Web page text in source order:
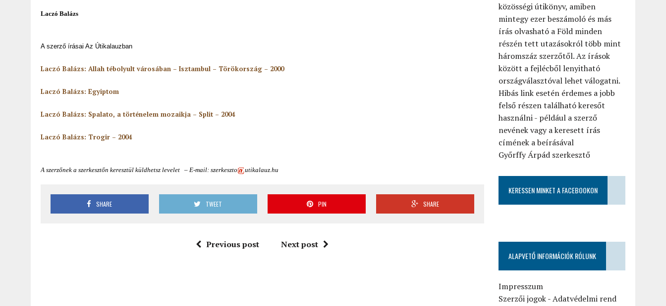
Laczó Balázs
A szerző írásai Az Útikalauzban
Laczó Balázs: Allah tébolyult városában – Isztambul – Törökország – 2000
Laczó Balázs: Egyiptom
Laczó Balázs: Spalato, a történelem mozaikja – Split – 2004
Laczó Balázs: Trogir – 2004
A szerzőnek a szerkesztőn keresztül küldhetsz levelet – E-mail: szerkeszto utikalauz.hu
SHARE TWEET PIN SHARE
Previous post Next post
közösségi útikönyv, amiben
mintegy ezer beszámoló és más
írás olvasható a Föld minden
részén tett utazásokról több mint
háromszáz szerzőtől. Az írások
között a fejlécből lenyitható
országválasztóval lehet válogatni.
Hibás link esetén érdemes a jobb
felső részen található keresőt
használni - például a szerző
nevének vagy a keresett írás
címének a beírásával
Győrffy Árpád szerkesztő
KERESSEN MINKET A FACEBOOKON
ALAPVETŐ INFORMÁCIÓK RÓLUNK
Impresszum
Szerzői jogok-Adatvédelmi rend